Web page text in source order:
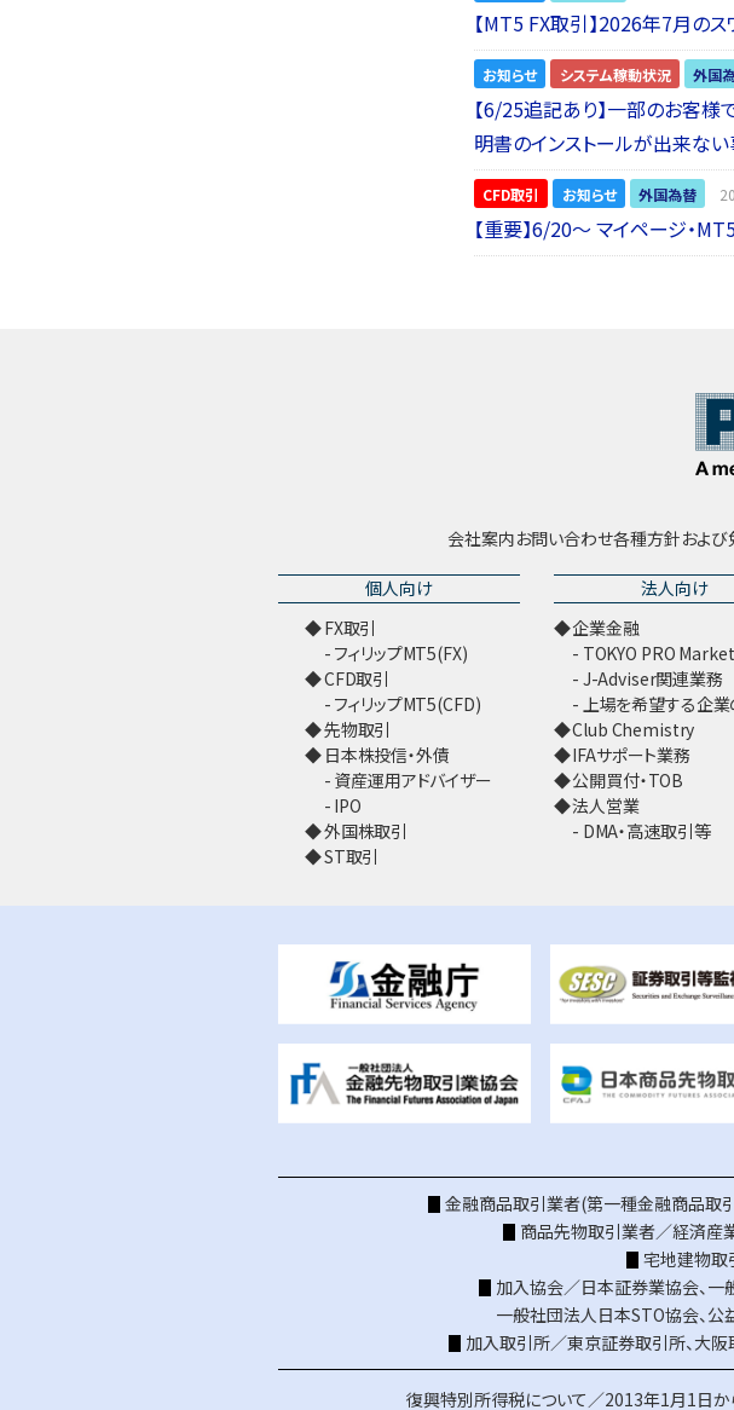
【MT5 FX取引】2026年7月の
お知らせ システム稼動状況 外国
【6/25追記あり】一部のお客
明書のインストールが出来ない
CFD取引 お知らせ 外国為替
【重要】6/20～ マイページ・
会社案内お問い合わせ各種方針およ
個人向け
FX取引
フィリップMT5(FX)
CFD取引
フィリップMT5(CFD)
先物取引
日本株投信・外債
資産運用アドバイザー
IPO
外国株取引
ST取引
法人向け
企業金融
TOKYO PRO Market
J-Adviser関連業務
上場を希望する企
Club Chemistry
IFAサポート業務
公開買付・TOB
法人営業
DMA・高速取引等
金融商品取引業者(第一種金融商品取
商品先物取引業者／経済産
宅地建物取
加入協会／日本証券業協会、 一
一般社団法人日本STO協会、 公
加入取引所／東京証券取引所、大阪
復興特別所得税について／2013年1月1日か